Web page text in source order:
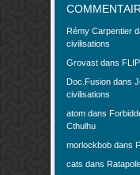
Rémy Carpentier
civilisations
Grovast dans
Doc.Fusion dans
civilisations
atom dans
Cthulhu
morlockbob dans
cats dans